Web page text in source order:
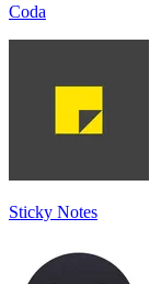
Coda
Sticky Notes